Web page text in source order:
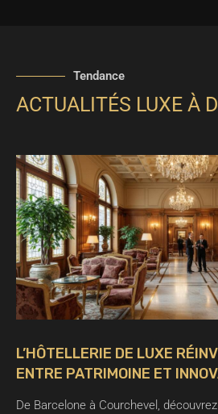
Tendance
ACTUALITÉS LUXE À
L’HÔTELLERIE DE LUXE
ENTRE PATRIMOINE ET
De Barcelone à Courchevel,